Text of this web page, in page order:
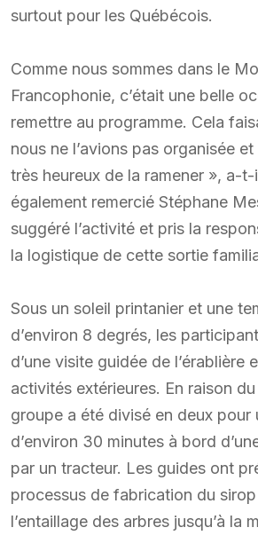
surtout pour les Québécois.
Comme nous sommes dans le
Francophonie, c’était une belle
remettre au programme. Cela
nous ne l’avions pas organisée
très heureux de la ramener », a-
également remercié Stéphane
suggéré l’activité et pris la
la logistique de cette sortie
Sous un soleil printanier et une
d’environ 8 degrés, les
d’une visite guidée de l’érablière
activités extérieures. En raison
groupe a été divisé en deux pour
d’environ 30 minutes à bord
par un tracteur. Les guides ont
processus de fabrication du sirop
l’entaillage des arbres jusqu’à la